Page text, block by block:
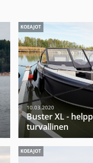
KOEAJOT
10.03.2020
Buster XL -
turvallinen
KOEAJOT